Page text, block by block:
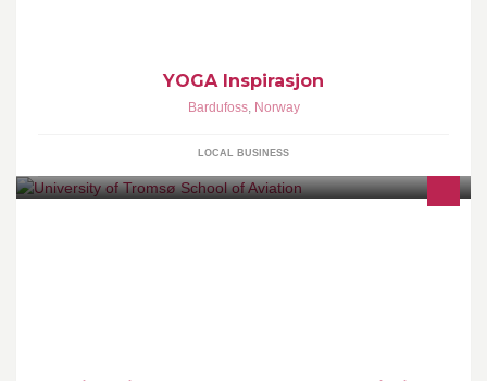
YOGA Inspirasjon
Bardufoss, Norway
LOCAL BUSINESS